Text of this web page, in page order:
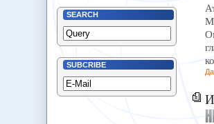
SEARCH
SUBCRIBE